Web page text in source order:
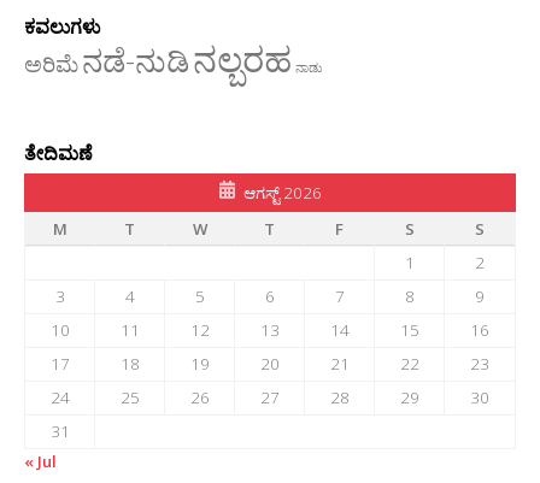
ಕವಲುಗಳು
ಅರಿಮೆನಡೆ-ನುಡಿನಲ್ಬರಹ ನಾಡು
ತೇದಿಮಣೆ
ಆಗಸ್ಟ್ 2026
M
T W T F S
S
1
2
3
4 5 6 7 8
9
10
11 12 13 14 15
16
17
18 19 20 21 22
23
24
25 26 27 28 29
30
31
« Jul